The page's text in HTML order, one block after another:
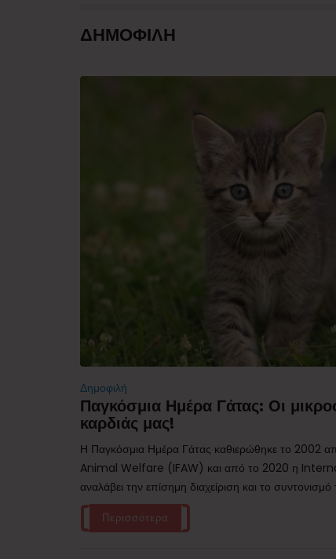
ΔΗΜΟΦΙΛΗ
Δημοφιλή
Παγκόσμια Ημέρα Γάτας: Οι
καρδιάς μας!
Η Παγκόσμια Ημέρα Γάτας καθιερώθηκε το
Animal Welfare (IFAW) και από το 2020 η
αναλάβει την επίσημη διαχείριση και το
Περισσότερα